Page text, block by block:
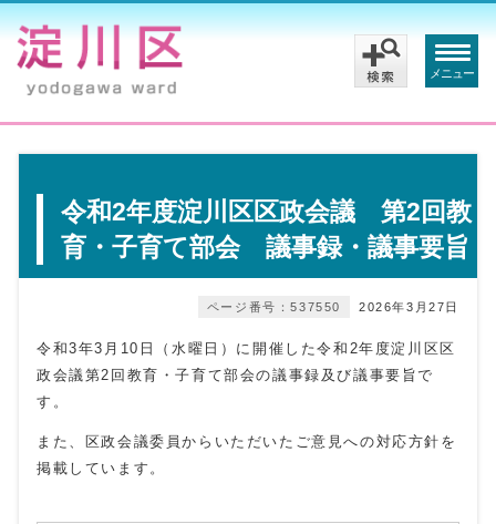
メニュー
令和2年度淀川区区政会議 第2回教
育・子育て部会 議事録・議事要旨
2026年3月27日
ページ番号：537550
令和3年3月10日（水曜日）に開催した令和2年度淀川区区
政会議第2回教育・子育て部会の議事録及び議事要旨で
す。
また、区政会議委員からいただいたご意見への対応方針を
掲載しています。